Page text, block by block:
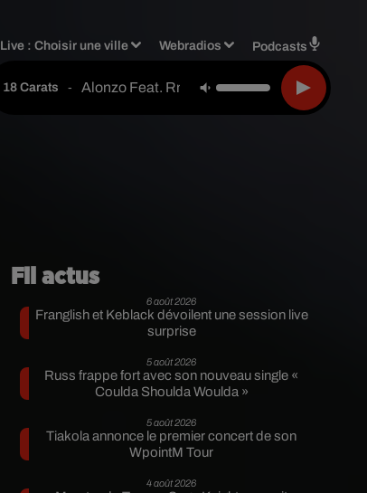
Live :Choisir une ville Webradios Podcasts
18 Carats - Alonzo Feat. Rnboi
Fil actus
6 août 2026
Franglish et Keblack dévoilent une session live
surprise
5 août 2026
Russ frappe fort avec son nouveau single «
Coulda Shoulda Woulda »
5 août 2026
Tiakola annonce le premier concert de son
WpointM Tour
4 août 2026